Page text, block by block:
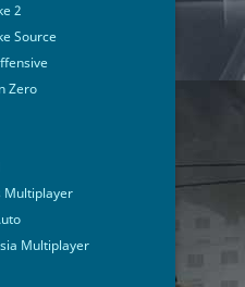
2
Source
Zero
Multiplayer
Multiplayer